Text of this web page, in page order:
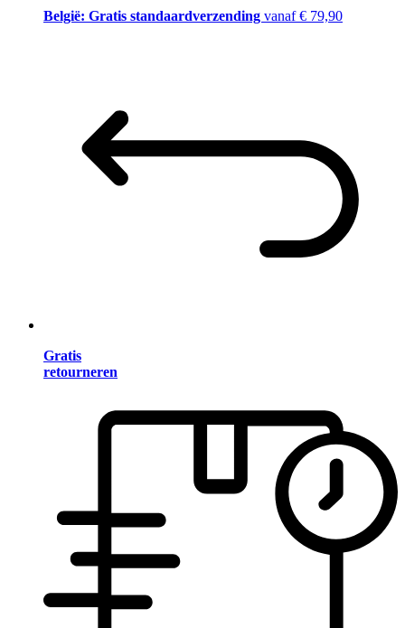
België: Gratis standaardverzending vanaf € 79,90
Gratis
retourneren